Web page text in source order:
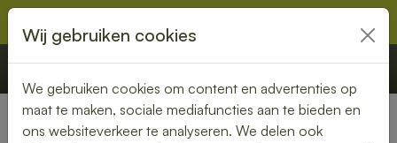
€ 0,00 Offerte Bestellen
Nederland» Epe
Wij gebruiken cookies
We gebruiken cookies om content en advertenties op
maat te maken, sociale mediafuncties aan te bieden en
ons websiteverkeer te analyseren. We delen ook